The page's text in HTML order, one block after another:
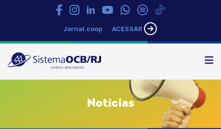
Jornal.coop ACESSAR
Sistema
OCB/RJ
Notícias